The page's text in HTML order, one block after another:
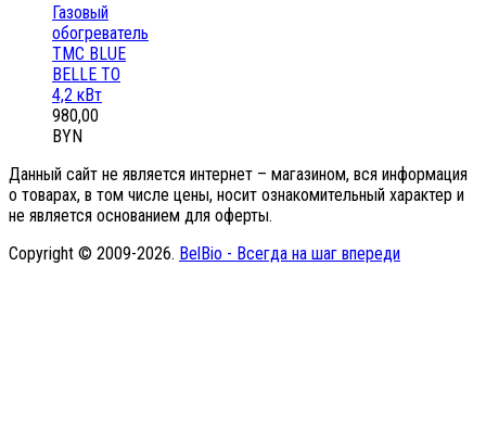
Газовый
обогреватель
ТМС BLUE
BELLE ТО
4,2 кВт
980,00
BYN
Данный сайт не является интернет – магазином, вся информация
о товарах, в том числе цены, носит ознакомительный характер и
не является основанием для оферты.
Copyright © 2009-2026. BelBio - Всегда на шаг впереди